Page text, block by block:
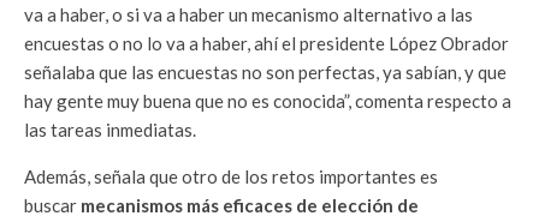
va a haber, o si va a haber un mecanismo alternativo a las
encuestas o no lo va a haber, ahí el presidente López Obrador
señalaba que las encuestas no son perfectas, ya sabían, y que
hay gente muy buena que no es conocida”, comenta respecto a
las tareas inmediatas.
Además, señala que otro de los retos importantes es
buscar mecanismos más eficaces de elección de